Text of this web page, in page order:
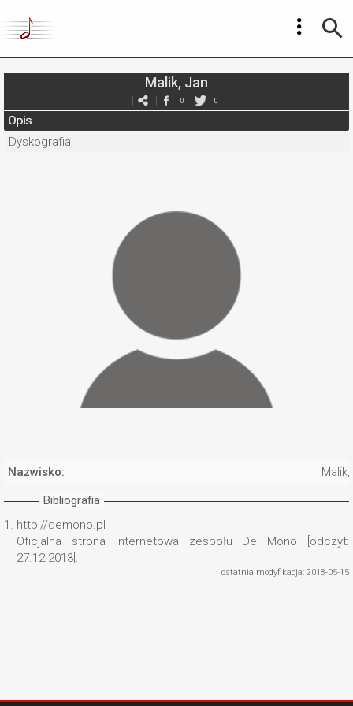
Malik, Jan
0 0
Opis
Dyskografia
Nazwisko:
Bibliografia
1. http://demono.pl
Oficjalna strona internetowa zespołu De Mono [odczyt:
27.12.2013].
ostatnia modyfikacja: 2018-05-15